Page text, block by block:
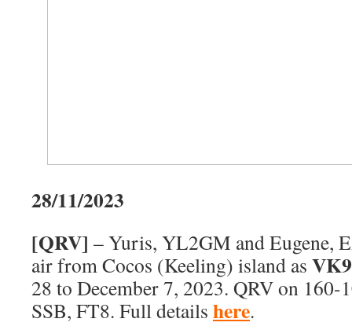
28/11/2023
[QRV] – Yuris, YL2GM and Eugene,
air from Cocos (Keeling) island as
28 to December 7, 2023. QRV on 160-
SSB, FT8. Full details here.